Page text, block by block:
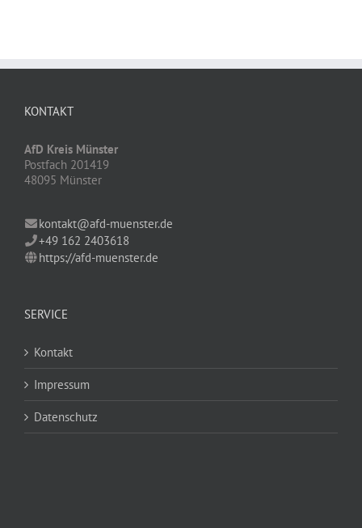
KONTAKT
AfD Kreis Münster
Postfach 201419
48095 Münster
kontakt@afd-muenster.de
+49 162 2403618
https://afd-muenster.de
SERVICE
Kontakt
Impressum
Datenschutz